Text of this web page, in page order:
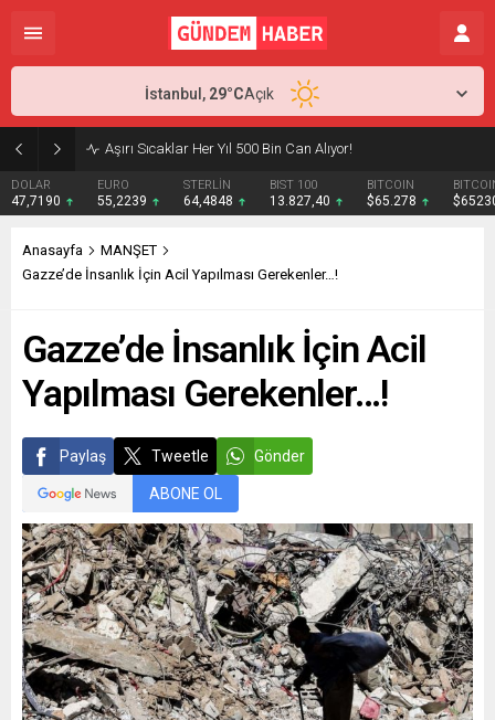
Aşırı Sıcaklar Her Yıl 500 Bin Can Alıyor!
DOLAR
47,7190
EURO
55,2239
STERLİN
64,4848
BIST 100
13.827,40
BITCOIN
$65.278
İstanbul, 29°CAçık
Anasayfa
MANŞET
Gazze’de İnsanlık İçin Acil Yapılması Gerekenler…!
Gazze’de İnsanlık İçin Acil
Yapılması Gerekenler…!
Paylaş Tweetle Gönder
ABONE OL